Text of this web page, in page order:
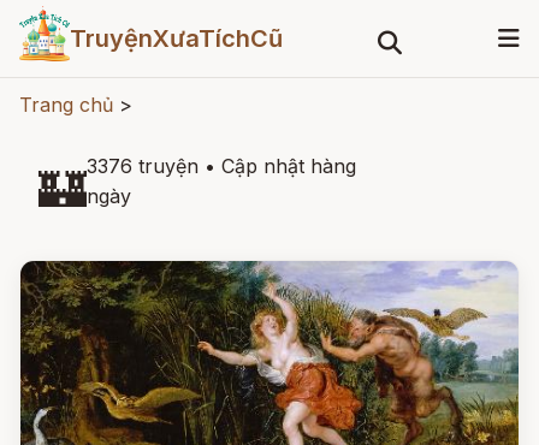
TruyệnXưaTíchCũ
Trang chủ >
🏰3376 truyện • Cập nhật hàng
ngày